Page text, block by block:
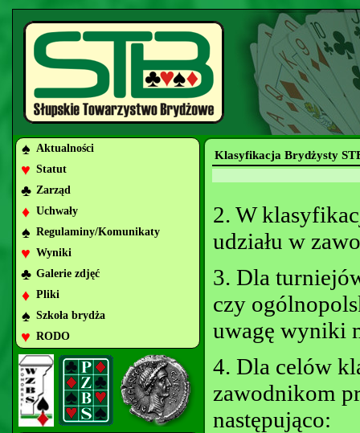
♠ Aktualności
♥ Statut
♣ Zarząd
♦ Uchwały
♠ Regulaminy/Komunikaty
♥ Wyniki
♣ Galerie zdjęć
♦ Pliki
♠ Szkoła brydża
♥ RODO
Klasyfikacja Brydżysty
2. W
udziału w
3. Dla
czy
uwagę wyniki
4. Dla celów
zawodnikom
następująco: